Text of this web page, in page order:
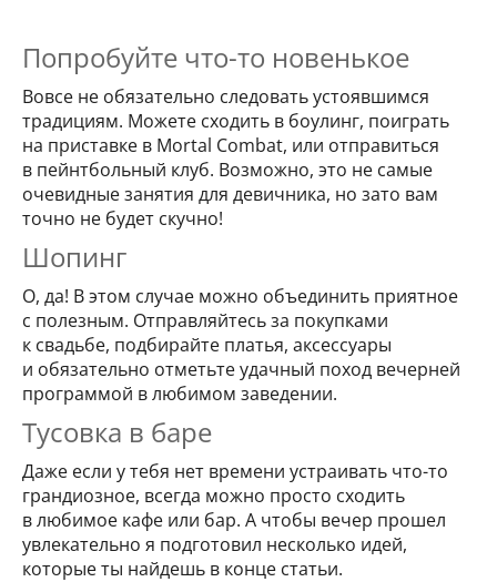
Попробуйте что-то новенькое
Вовсе не обязательно следовать устоявшимся
традициям. Можете сходить в боулинг, поиграть
на приставке в Mortal Combat, или отправиться
в пейнтбольный клуб. Возможно, это не самые
очевидные занятия для девичника, но зато вам
точно не будет скучно!
Шопинг
О, да! В этом случае можно объединить приятное
с полезным. Отправляйтесь за покупками
к свадьбе, подбирайте платья, аксессуары
и обязательно отметьте удачный поход вечерней
программой в любимом заведении.
Тусовка в баре
Даже если у тебя нет времени устраивать что-то
грандиозное, всегда можно просто сходить
в любимое кафе или бар. А чтобы вечер прошел
увлекательно я подготовил несколько идей,
которые ты найдешь в конце статьи.